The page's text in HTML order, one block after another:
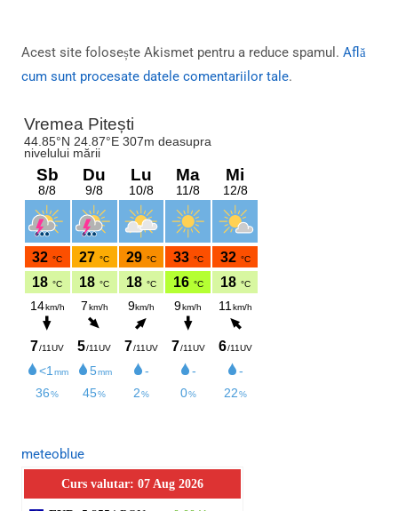
Acest site folosește Akismet pentru a reduce spamul. Află
cum sunt procesate datele comentariilor tale.
meteoblue
Curs valutar: 07 Aug 2026